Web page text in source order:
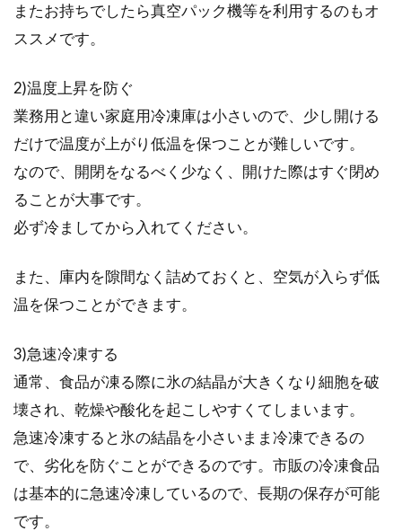
またお持ちでしたら真空パック機等を利用するのもオ
ススメです。
2)温度上昇を防ぐ
業務用と違い家庭用冷凍庫は小さいので、少し開ける
だけで温度が上がり低温を保つことが難しいです。
なので、開閉をなるべく少なく、開けた際はすぐ閉め
ることが大事です。
必ず冷ましてから入れてください。
また、庫内を隙間なく詰めておくと、空気が入らず低
温を保つことができます。
3)急速冷凍する
通常、食品が凍る際に氷の結晶が大きくなり細胞を破
壊され、乾燥や酸化を起こしやすくてしまいます。
急速冷凍すると氷の結晶を小さいまま冷凍できるの
で、劣化を防ぐことができるのです。市販の冷凍食品
は基本的に急速冷凍しているので、長期の保存が可能
です。